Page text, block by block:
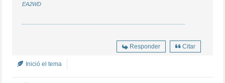
EA2WD
Responder Citar
Inició el tema